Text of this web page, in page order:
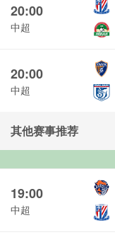
20:00
中超
20:00
中超
其他赛事推荐
19:00
中超